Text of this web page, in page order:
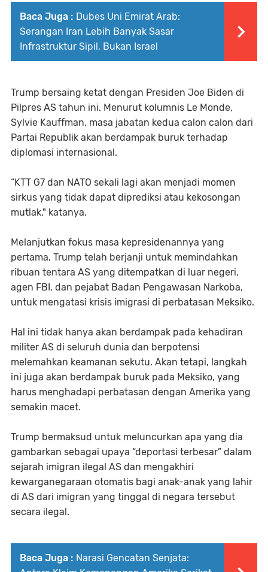
Baca Juga : Dubes Uni Emirat Arab:
Serangan Iran Lebih Banyak Sasar
Infrastruktur Sipil, Bukan Israel
Trump bersaing ketat dengan Presiden Joe Biden di
Pilpres AS tahun ini. Menurut kolumnis Le Monde,
Sylvie Kauffman, masa jabatan kedua calon calon dari
Partai Republik akan berdampak buruk terhadap
diplomasi internasional.
“KTT G7 dan NATO sekali lagi akan menjadi momen
sirkus yang tidak dapat diprediksi atau kekosongan
mutlak," katanya.
Melanjutkan fokus masa kepresidenannya yang
pertama, Trump telah berjanji untuk memindahkan
ribuan tentara AS yang ditempatkan di luar negeri,
agen FBI, dan pejabat Badan Pengawasan Narkoba,
untuk mengatasi krisis imigrasi di perbatasan Meksiko.
Hal ini tidak hanya akan berdampak pada kehadiran
militer AS di seluruh dunia dan berpotensi
melemahkan keamanan sekutu. Akan tetapi, langkah
ini juga akan berdampak buruk pada Meksiko, yang
harus menghadapi perbatasan dengan Amerika yang
semakin macet.
Trump bermaksud untuk meluncurkan apa yang dia
gambarkan sebagai upaya “deportasi terbesar” dalam
sejarah imigran ilegal AS dan mengakhiri
kewarganegaraan otomatis bagi anak-anak yang lahir
di AS dari imigran yang tinggal di negara tersebut
secara ilegal.
Baca Juga : Narasi Gencatan Senjata: